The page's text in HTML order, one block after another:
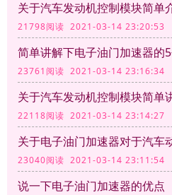
关于汽车发动机控制模块简单
21798阅读 2021-03-14 23:20:53
简单讲解下电子油门加速器的
23761阅读 2021-03-14 23:16:34
关于汽车发动机控制模块简单
22118阅读 2021-03-14 23:14:27
关于电子油门加速器对于汽车
23040阅读 2021-03-14 23:11:54
说一下电子油门加速器的优点